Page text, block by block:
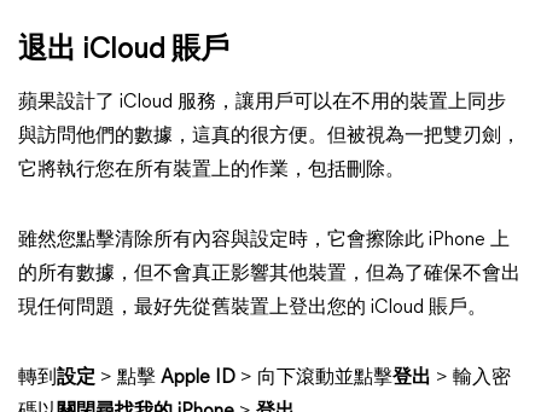
退出 iCloud 賬戶
蘋果設計了 iCloud 服務，讓用戶可以在不用的裝置上同步
與訪問他們的數據，這真的很方便。但被視為一把雙刃劍，
它將執行您在所有裝置上的作業，包括刪除。
雖然您點擊清除所有內容與設定時，它會擦除此 iPhone 上
的所有數據，但不會真正影響其他裝置，但為了確保不會出
現任何問題，最好先從舊裝置上登出您的 iCloud 賬戶。
轉到 設定 > 點擊 Apple ID > 向下滾動並點擊登出 > 輸入密